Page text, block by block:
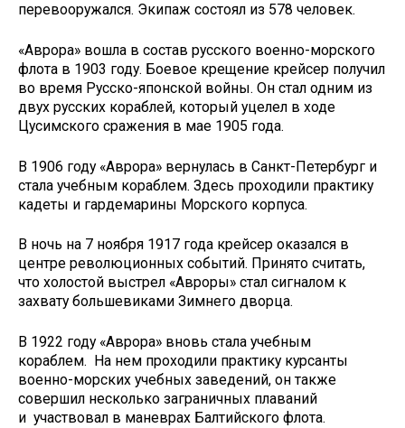
перевооружался. Экипаж состоял из 578 человек.
«Аврора» вошла в состав русского военно-морского
флота в 1903 году. Боевое крещение крейсер получил
во время Русско-японской войны. Он стал одним из
двух русских кораблей, который уцелел в ходе
Цусимского сражения в мае 1905 года.
В 1906 году «Аврора» вернулась в Санкт-Петербург и
стала учебным кораблем. Здесь проходили практику
кадеты и гардемарины Морского корпуса.
В ночь на 7 ноября 1917 года крейсер оказался в
центре революционных событий. Принято считать,
что холостой выстрел «Авроры» стал сигналом к
захвату большевиками Зимнего дворца.
В 1922 году «Аврора» вновь стала учебным
кораблем. На нем проходили практику курсанты
военно-морских учебных заведений, он также
совершил несколько заграничных плаваний
и участвовал в маневрах Балтийского флота.